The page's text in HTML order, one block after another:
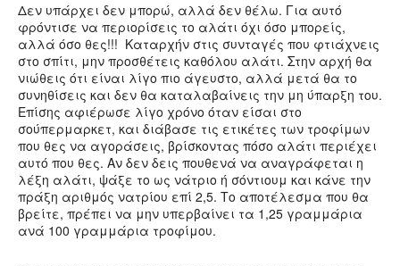
Δεν υπάρχει δεν μπορώ, αλλά δεν θέλω. Για αυτό
φρόντισε να περιορίσεις το αλάτι όχι όσο μπορείς,
αλλά όσο θες!!! Καταρχήν στις συνταγές που φτιάχνεις
στο σπίτι, μην προσθέτεις καθόλου αλάτι. Στην αρχή θα
νιώθεις ότι είναι λίγο πιο άγευστο, αλλά μετά θα το
συνηθίσεις και δεν θα καταλαβαίνεις την μη ύπαρξη του.
Επίσης αφιέρωσε λίγο χρόνο όταν είσαι στο
σούπερμαρκετ, και διάβασε τις ετικέτες των τροφίμων
που θες να αγοράσεις, βρίσκοντας πόσο αλάτι περιέχει
αυτό που θες. Αν δεν δεις πουθενά να αναγράφεται η
λέξη αλάτι, ψάξε το ως νάτριο ή σόντιουμ και κάνε την
πράξη αριθμός νατρίου επί 2,5. Το αποτέλεσμα που θα
βρείτε, πρέπει να μην υπερβαίνει τα 1,25 γραμμάρια
ανά 100 γραμμάρια τροφίμου.